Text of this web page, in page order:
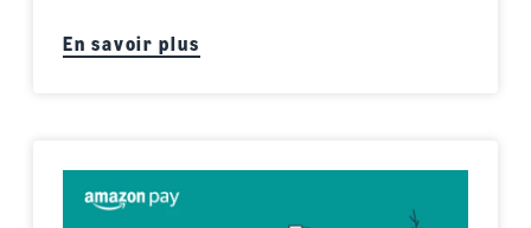
En savoir plus